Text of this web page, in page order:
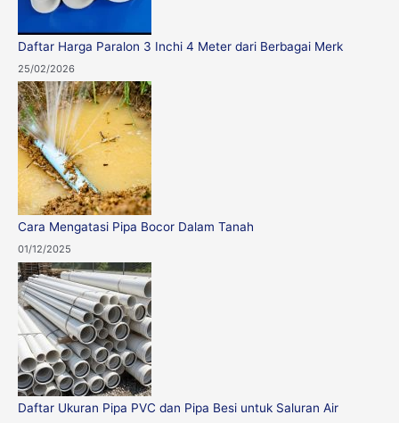
Daftar Harga Paralon 3 Inchi 4 Meter dari Berbagai Merk
25/02/2026
Cara Mengatasi Pipa Bocor Dalam Tanah
01/12/2025
Daftar Ukuran Pipa PVC dan Pipa Besi untuk Saluran Air